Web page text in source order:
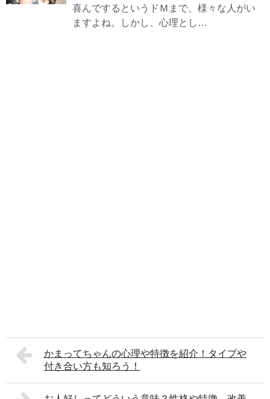
喜んでするというドＭまで、様々な人がい
ますよね。しかし、心理とし…
かまってちゃんの心理や特徴を紹介！タイプや
付き合い方も知ろう！